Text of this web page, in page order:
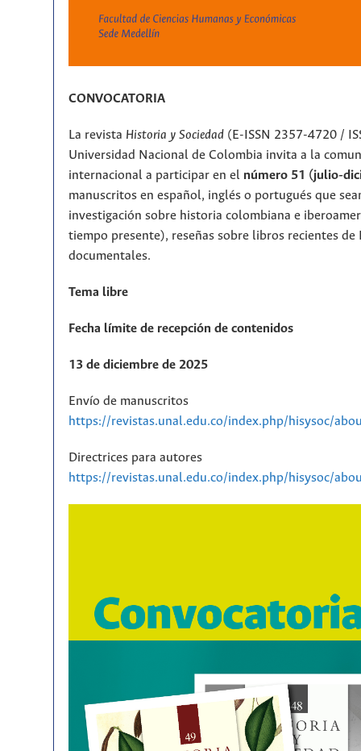
CONVOCATORIA
La revista Historia y Sociedad(E-ISSN 2357-4720 /
Universidad Nacional de Colombia invita a la
internacional a participar en el número 51 (julio-
manuscritos en español, inglés o portugués que
investigación sobre historia colombiana e
tiempo presente), reseñas sobre libros recientes
documentales.
Tema libre
Fecha límite de recepción de contenidos
13 de diciembre de 2025
Envío de manuscritos
https://revistas.unal.edu.co/index.php/hisysoc/
Directrices para autores
https://revistas.unal.edu.co/index.php/hisysoc/